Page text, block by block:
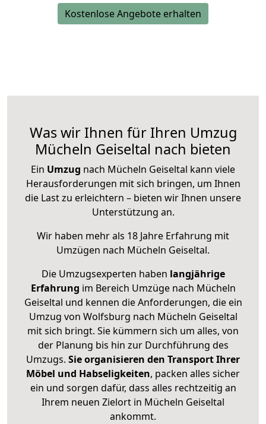
Kostenlose Angebote erhalten
Was wir Ihnen für Ihren Umzug
Mücheln Geiseltal nach bieten
Ein Umzug nach Mücheln Geiseltal kann viele
Herausforderungen mit sich bringen, um Ihnen
die Last zu erleichtern – bieten wir Ihnen unsere
Unterstützung an.
Wir haben mehr als 18 Jahre Erfahrung mit
Umzügen nach Mücheln Geiseltal.
Die Umzugsexperten haben langjährige
Erfahrung im Bereich Umzüge nach Mücheln
Geiseltal und kennen die Anforderungen, die ein
Umzug von Wolfsburg nach Mücheln Geiseltal
mit sich bringt. Sie kümmern sich um alles, von
der Planung bis hin zur Durchführung des
Umzugs. Sie organisieren den Transport Ihrer
Möbel und Habseligkeiten, packen alles sicher
ein und sorgen dafür, dass alles rechtzeitig an
Ihrem neuen Zielort in Mücheln Geiseltal
ankommt.